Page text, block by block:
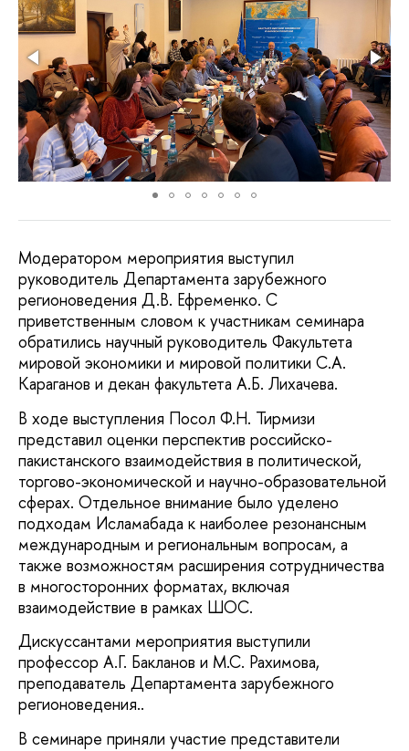
Модератором мероприятия выступил
руководитель Департамента зарубежного
регионоведения Д.В. Ефременко. С
приветственным словом к участникам семинара
обратились научный руководитель Факультета
мировой экономики и мировой политики С.А.
Караганов и декан факультета А.Б. Лихачева.
В ходе выступления Посол Ф.Н. Тирмизи
представил оценки перспектив российско-
пакистанского взаимодействия в политической,
торгово-экономической и научно-образовательной
сферах. Отдельное внимание было уделено
подходам Исламабада к наиболее резонансным
международным и региональным вопросам, а
также возможностям расширения сотрудничества
в многосторонних форматах, включая
взаимодействие в рамках ШОС.
Дискуссантами мероприятия выступили
профессор А.Г. Бакланов и М.С. Рахимова,
преподаватель Департамента зарубежного
регионоведения..
В семинаре приняли участие представители